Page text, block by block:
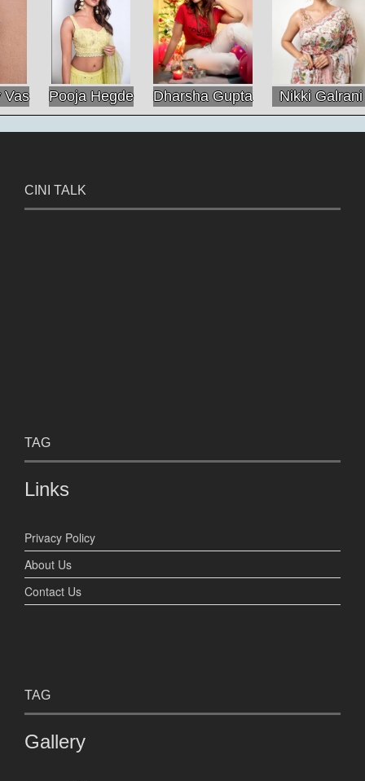
Dharsha Gupta Nikki Galrani Regina Cassandra
CINI TALK
TAG
Links
Privacy Policy
About Us
Contact Us
TAG
Gallery